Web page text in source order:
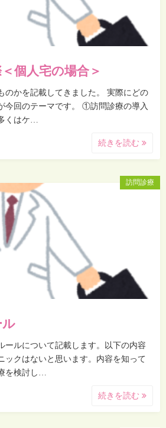
個人宅の場合＞
のかを記載してきました。 実際にどの
今回のテーマです。 ①訪問診療の導入
くはケ…
続きを読む
訪問診療
ル
ールについて記載します。以下の内容
ックはないと思います。内容を知って
を検討し…
続きを読む